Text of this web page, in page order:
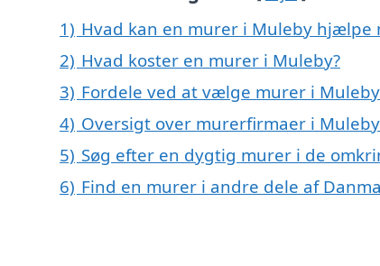
1) Hvad kan en murer i Muleby hjælpe
2) Hvad koster en murer i Muleby?
3) Fordele ved at vælge murer i Muleby
4) Oversigt over murerfirmaer i
5) Søg efter en dygtig murer i de
6) Find en murer i andre dele af